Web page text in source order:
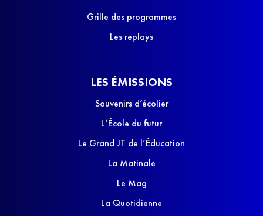
Grille des programmes
Les replays
LES ÉMISSIONS
Souvenirs d’écolier
L’École du futur
Le Grand JT de l’Éducation
La Matinale
Le Mag
La Quotidienne